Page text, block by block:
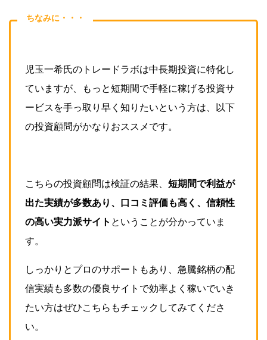
ちなみに・・・
児玉一希氏のトレードラボは中長期投資に特化し
ていますが、もっと短期間で手軽に稼げる投資サ
ービスを手っ取り早く知りたいという方は、以下
の投資顧問がかなりおススメです。
こちらの投資顧問は検証の結果、 短期間で利益が
出た実績が多数あり、
口コミ評価も高く、信頼性
の高い実力派サイト ということが分かっていま
す。
しっかりとプロのサポートもあり、急騰銘柄の配
信実績も多数の優良サイトで効率よく稼いでいき
たい方はぜひこちらもチェックしてみてくださ
い。